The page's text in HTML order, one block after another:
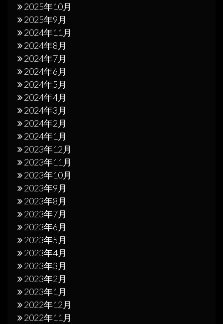
2025年10月
2025年9月
2024年11月
2024年8月
2024年7月
2024年6月
2024年5月
2024年4月
2024年3月
2024年2月
2024年1月
2023年12月
2023年11月
2023年10月
2023年9月
2023年8月
2023年7月
2023年6月
2023年5月
2023年4月
2023年3月
2023年2月
2023年1月
2022年12月
2022年11月